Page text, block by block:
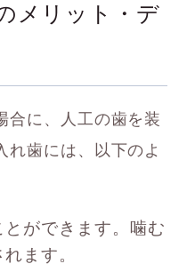
メリット・デ
合に、人工の歯を装
れ歯には、以下のよ
ができます。噛む
ます。